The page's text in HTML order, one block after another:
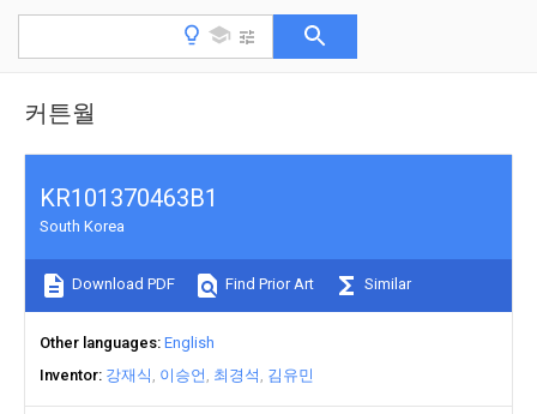
커튼월
KR101370463B1
South Korea
Download PDF Find Prior Art Similar
Other languages English
Inventor 강재식 이승언 최경석 김유민